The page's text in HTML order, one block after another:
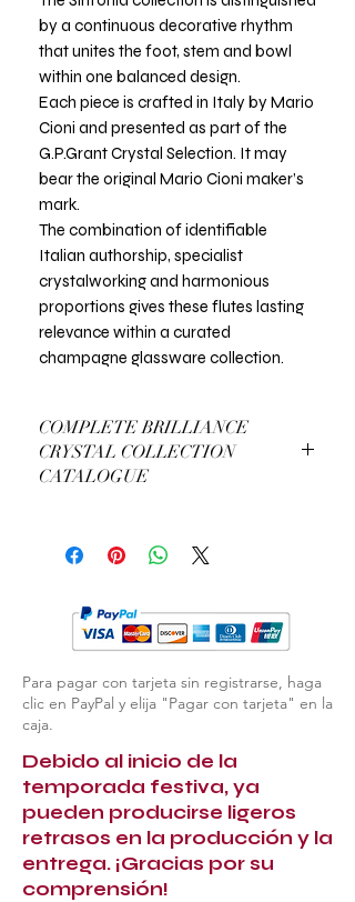
by a continuous decorative rhythm
that unites the foot, stem and bowl
within one balanced design.
Each piece is crafted in Italy by Mario
Cioni and presented as part of the
G.P.Grant Crystal Selection. It may
bear the original Mario Cioni maker’s
mark.
The combination of identifiable
Italian authorship, specialist
crystalworking and harmonious
proportions gives these flutes lasting
relevance within a curated
champagne glassware collection.
COMPLETE BRILLIANCE
CRYSTAL COLLECTION
CATALOGUE
Para pagar con tarjeta sin registrarse, haga
clic en PayPal y elija "Pagar con tarjeta" en la
caja.
Debido al inicio de la
temporada festiva, ya
pueden producirse ligeros
retrasos en la producción y la
entrega. ¡Gracias por su
comprensión!